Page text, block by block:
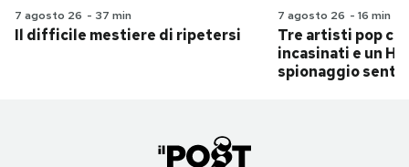
7 agosto 26 - 37 min
Il difficile mestiere di ripetersi
7 agosto 26 - 16 min
Tre artisti pop
incasinati e un
spionaggio